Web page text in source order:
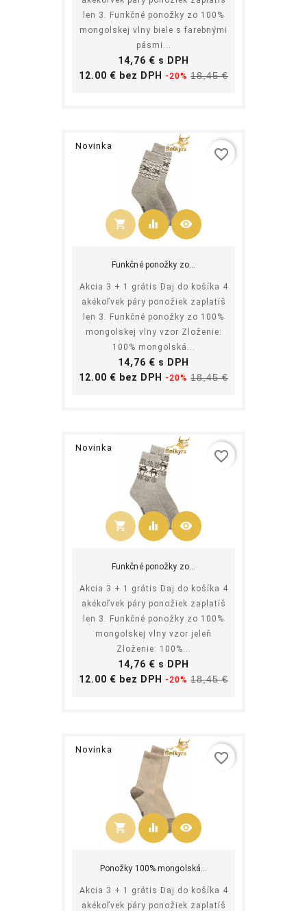
len 3. Funkčné ponožky zo 100%
mongolskej vlny biele s farebnými
pásmi...
Cena
14,76 € s DPH
12.00 € bez DPH Základná
-20% 18,45 €Cena
Novinka
shopping_cart
Kúpiť
equalizer visibility
Funkčné ponožky zo...
Akcia 3 + 1 grátis Daj do košíka 4
akékoľvek páry ponožiek zaplatíš
len 3. Funkčné ponožky zo 100%
mongolskej vlny vzor Zloženie:
100% mongolská...
Cena
14,76 € s DPH
12.00 € bez DPH Základná
-20% 18,45 €Cena
favorite_border
Novinka
shopping_cart
Kúpiť
equalizer visibility
Funkčné ponožky zo...
Akcia 3 + 1 grátis Daj do košíka 4
akékoľvek páry ponožiek zaplatíš
len 3. Funkčné ponožky zo 100%
mongolskej vlny vzor jeleň
Zloženie: 100%...
Cena
14,76 € s DPH
12.00 € bez DPH Základná
-20% 18,45 €Cena
favorite_border
Novinka
shopping_cart
Kúpiť
equalizer visibility
Ponožky 100% mongolská...
Akcia 3 + 1 grátis Daj do košíka 4
akékoľvek páry ponožiek zaplatíš
favorite_border